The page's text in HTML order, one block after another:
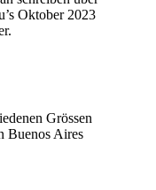
Oktober 2023
Grössen
Buenos Aires